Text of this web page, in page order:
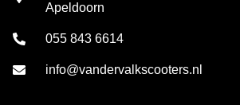
Apeldoorn
055 843 6614
info@vandervalkscooters.nl